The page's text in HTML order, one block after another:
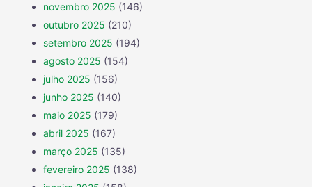
novembro 2025 (146)
outubro 2025 (210)
setembro 2025 (194)
agosto 2025 (154)
julho 2025 (156)
junho 2025 (140)
maio 2025 (179)
abril 2025 (167)
março 2025 (135)
fevereiro 2025 (138)